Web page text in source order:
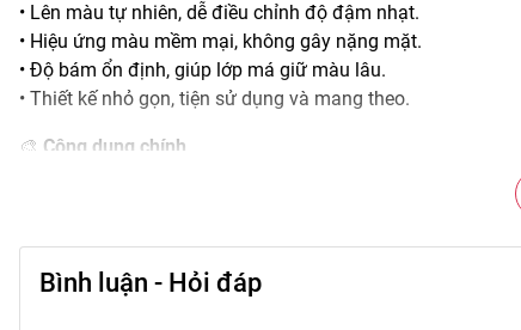
• Lên màu tự nhiên, dễ điều chỉnh độ đậm nhạt.
• Hiệu ứng màu mềm mại, không gây nặng mặt.
• Độ bám ổn định, giúp lớp má giữ màu lâu.
• Thiết kế nhỏ gọn, tiện sử dụng và mang theo.
🎨 Công dụng chính
• Duy trì sắc má ổn định trong nhiều giờ.
Bình luận - Hỏi đáp